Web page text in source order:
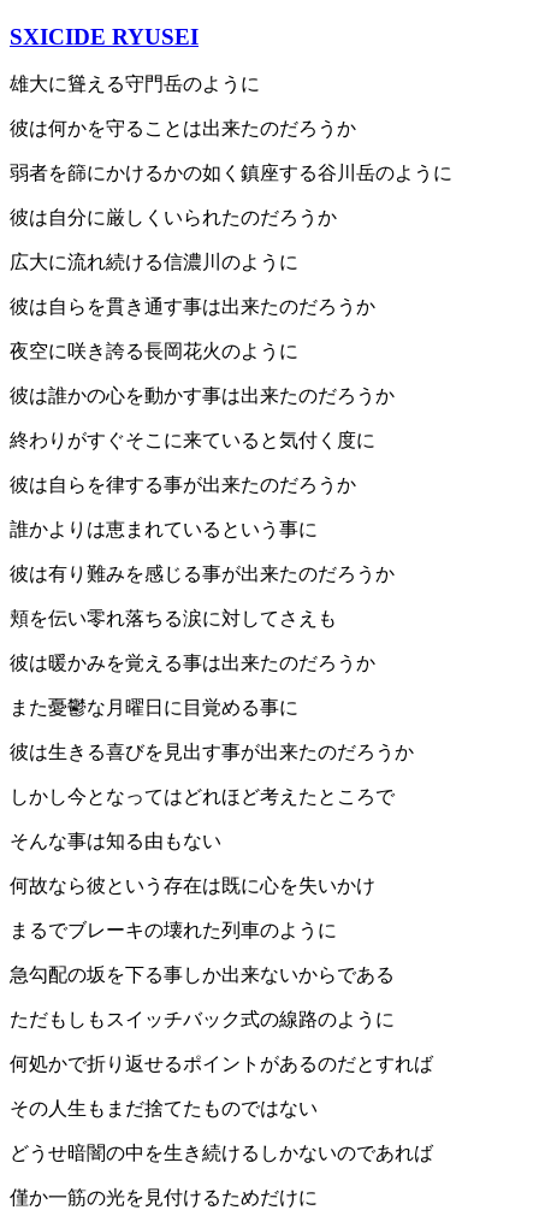
SXICIDE RYUSEI
雄大に聳える守門岳のように
彼は何かを守ることは出来たのだろうか
弱者を篩にかけるかの如く鎮座する谷川岳のように
彼は自分に厳しくいられたのだろうか
広大に流れ続ける信濃川のように
彼は自らを貫き通す事は出来たのだろうか
夜空に咲き誇る長岡花火のように
彼は誰かの心を動かす事は出来たのだろうか
終わりがすぐそこに来ていると気付く度に
彼は自らを律する事が出来たのだろうか
誰かよりは恵まれているという事に
彼は有り難みを感じる事が出来たのだろうか
頬を伝い零れ落ちる涙に対してさえも
彼は暖かみを覚える事は出来たのだろうか
また憂鬱な月曜日に目覚める事に
彼は生きる喜びを見出す事が出来たのだろうか
しかし今となってはどれほど考えたところで
そんな事は知る由もない
何故なら彼という存在は既に心を失いかけ
まるでブレーキの壊れた列車のように
急勾配の坂を下る事しか出来ないからである
ただもしもスイッチバック式の線路のように
何処かで折り返せるポイントがあるのだとすれば
その人生もまだ捨てたものではない
どうせ暗闇の中を生き続けるしかないのであれば
僅か一筋の光を見付けるためだけに